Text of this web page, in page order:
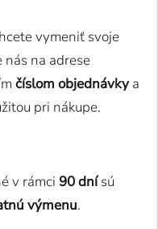
vymeniť svoje
na adrese
číslom objednávkya
pri nákupe.
v rámci 90 dnísú
výmenu.